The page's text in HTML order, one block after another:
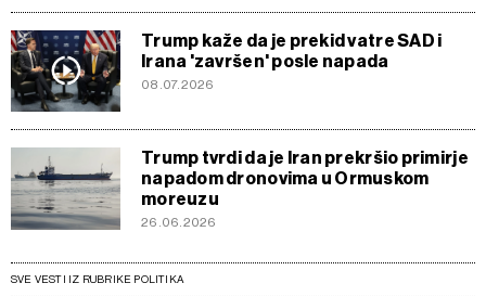
Trump kaže da je prekid vatre SAD i
Irana 'završen' posle napada
08.07.2026
Trump tvrdi da je Iran prekršio primirje
napadom dronovima u Ormuskom
moreuzu
26.06.2026
SVE VESTI IZ RUBRIKE POLITIKA